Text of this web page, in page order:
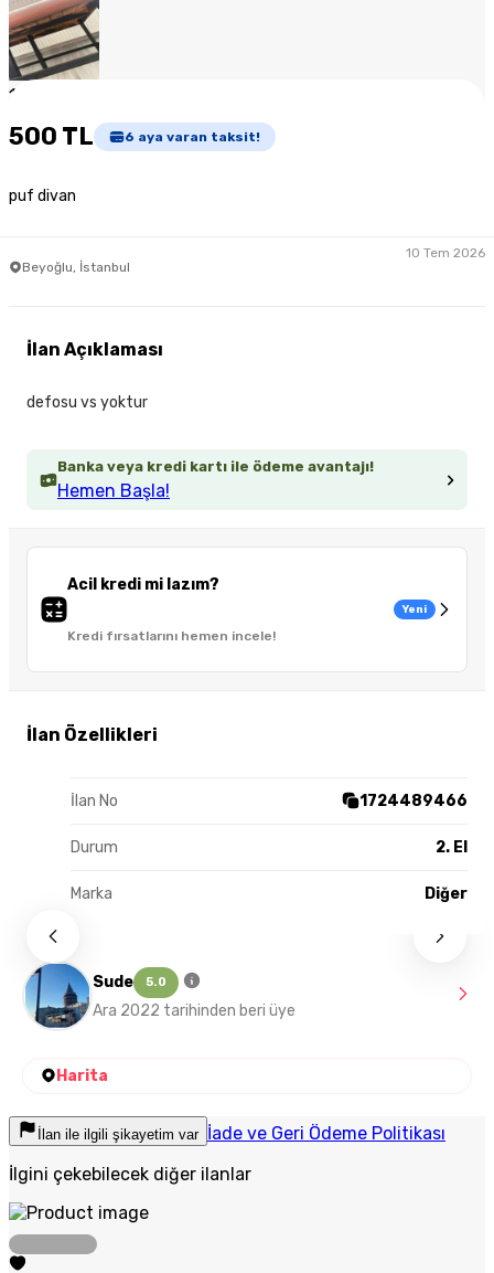
1
500 TL 6 aya varan taksit!
puf divan
Beyoğlu, İstanbul
10 Tem 2026
Banka veya kredi kartı ile ödeme avantajı!
Hemen Başla!
Acil kredi mi lazım?
Kredi fırsatlarını hemen incele!
Yeni
İlan Özellikleri
İlan No 1724489466
Durum 2. El
Marka Diğer
İlan Açıklaması
defosu vs yoktur
Sude 5.0
Ara 2022 tarihinden beri üye
Harita
İlan ile ilgili şikayetim var İade ve Geri Ödeme Politikası
İlgini çekebilecek diğer ilanlar